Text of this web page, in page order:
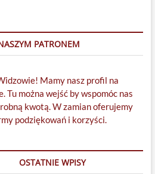
PATRONEM
Mamy nasz profil na
Tu można wejść by wspomóc nas
kwotą. W zamian oferujemy
podziękowań i korzyści.
OSTATNIE WPISY